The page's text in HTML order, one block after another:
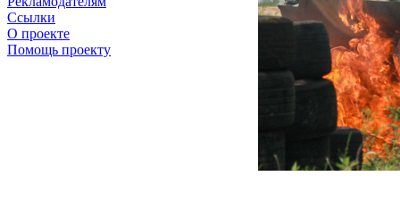
Ссылки
О проекте
Помощь проекту